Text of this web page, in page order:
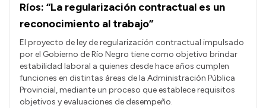
Ríos: “La regularización contractual es un
reconocimiento al trabajo”
El proyecto de ley de regularización contractual impulsado
por el Gobierno de Río Negro tiene como objetivo brindar
estabilidad laboral a quienes desde hace años cumplen
funciones en distintas áreas de la Administración Pública
Provincial, mediante un proceso que establece requisitos
objetivos y evaluaciones de desempeño.